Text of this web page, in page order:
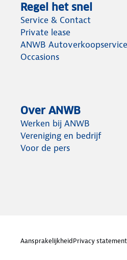
Regel het snel
Service & Contact
Private lease
ANWB Autoverkoopservice
Occasions
Over ANWB
Werken bij ANWB
Vereniging en bedrijf
Voor de pers
AansprakelijkheidPrivacy statement